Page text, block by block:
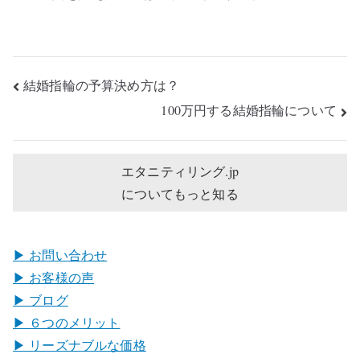
投
ビ
ン
結婚指輪の予算決め方は？
100万円する結婚指輪について
エタニティリング.jp
についてもっと知る
▶︎ お問い合わせ
▶︎ お客様の声
▶︎ ブログ
▶︎ ６つのメリット
▶︎ リーズナブルな価格